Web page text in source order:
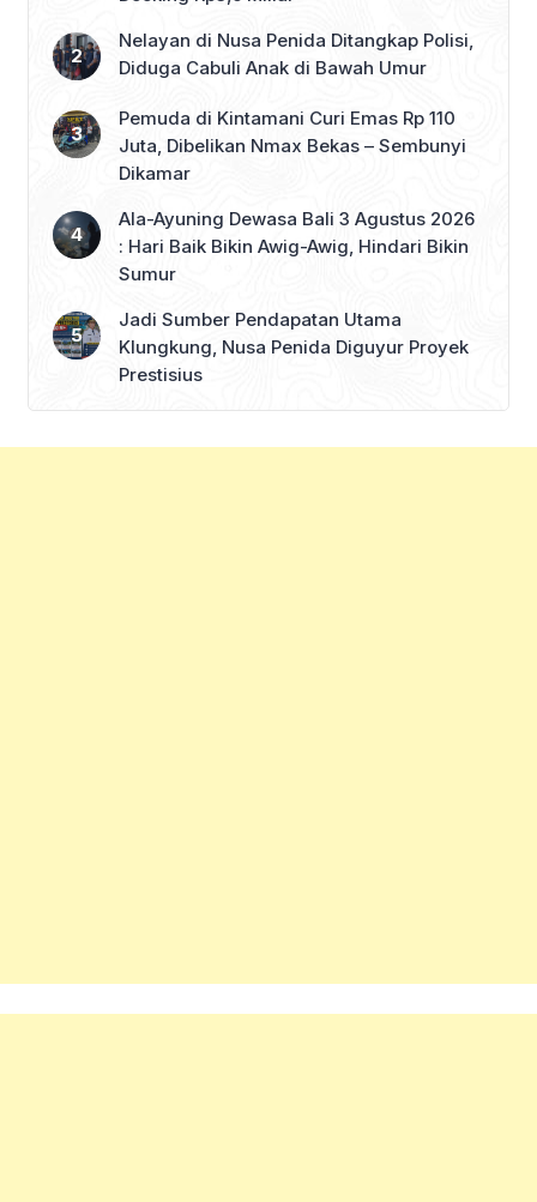
Nelayan di Nusa Penida Ditangkap Polisi,
Diduga Cabuli Anak di Bawah Umur
Pemuda di Kintamani Curi Emas Rp 110
Juta, Dibelikan Nmax Bekas – Sembunyi
Dikamar
Ala-Ayuning Dewasa Bali 3 Agustus 2026
: Hari Baik Bikin Awig-Awig, Hindari Bikin
Sumur
Jadi Sumber Pendapatan Utama
Klungkung, Nusa Penida Diguyur Proyek
Prestisius